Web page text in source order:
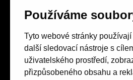
Používáme
Tyto webové stránky
další sledovací nástroje s
uživatelského prostředí,
přizpůsobeného obsahu a
Obchodní